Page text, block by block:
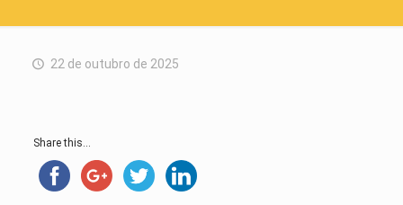
22 de outubro de 2025
Share this...